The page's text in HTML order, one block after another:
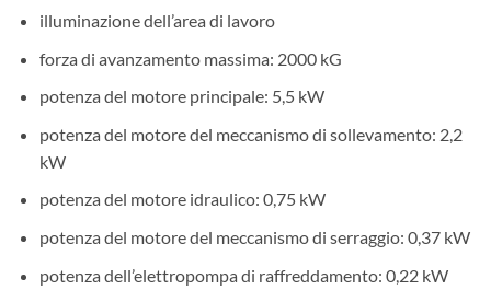
illuminazione dell’area di lavoro
forza di avanzamento massima: 2000 kG
potenza del motore principale: 5,5 kW
potenza del motore del meccanismo di sollevamento: 2,2
kW
potenza del motore idraulico: 0,75 kW
potenza del motore del meccanismo di serraggio: 0,37 kW
potenza dell’elettropompa di raffreddamento: 0,22 kW